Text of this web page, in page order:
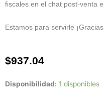
fiscales en el chat post-venta
Estamos para servirle
$937.04
Disponibilidad: 1 disponibles